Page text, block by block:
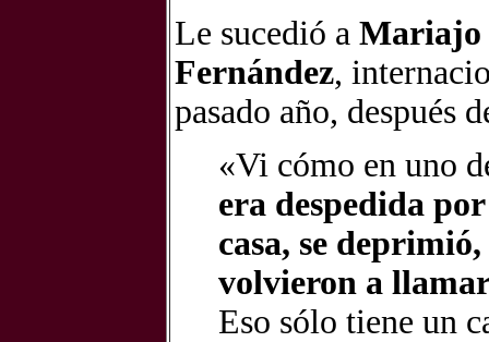
Le sucedió a Mariajo
Fernández,
pasado año, después
«Vi cómo en uno
era despedida
casa, se
volvieron a
Eso sólo tiene un